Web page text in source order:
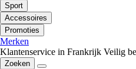
Sport
Accessoires
Promoties
Merken
Klantenservice in Frankrijk Veilig
Zoeken